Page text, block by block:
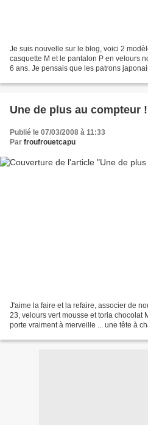
Je suis nouvelle sur le blog, voici 2
casquette M et le pantalon P en velours
6 ans. Je pensais que les patrons
Une de plus au compteur
Publié le 07/03/2008 à 11:33
Par froufrouetcapu
J'aime la faire et la refaire, associer de
23, velours vert mousse et toria chocolat
porte vraiment à merveille ... une tête à